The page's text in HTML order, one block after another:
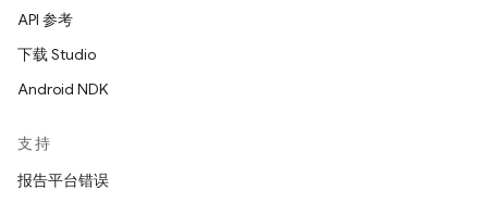
API 参考
下载 Studio
Android NDK
支持
报告平台错误